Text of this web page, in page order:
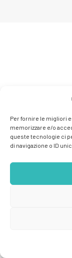
Per fornire le migliori
memorizzare e/o
queste tecnologie ci
di navigazione o ID